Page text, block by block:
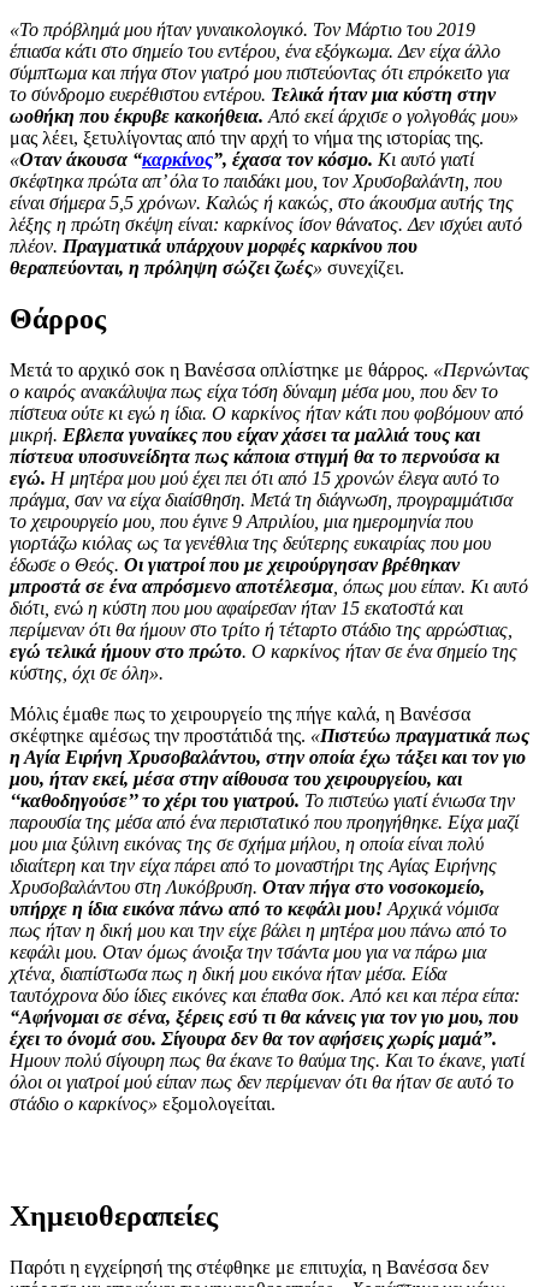
«Το πρόβλημά μου ήταν γυναικολογικό. Τον Μάρτιο του 2019
έπιασα κάτι στο σημείο του εντέρου, ένα εξόγκωμα. Δεν είχα άλλο
σύμπτωμα και πήγα στον γιατρό μου πιστεύοντας ότι επρόκειτο για
το σύνδρομο ευερέθιστου εντέρου. Τελικά ήταν μια κύστη στην
ωοθήκη που έκρυβε κακοήθεια. Από εκεί άρχισε ο γολγοθάς μου»
μας λέει, ξετυλίγοντας από την αρχή το νήμα της ιστορίας της.
«Οταν άκουσα “καρκίνος”, έχασα τον κόσμο. Κι αυτό γιατί
σκέφτηκα πρώτα απ’ όλα το παιδάκι μου, τον Χρυσοβαλάντη, που
είναι σήμερα 5,5 χρόνων. Καλώς ή κακώς, στο άκουσμα αυτής της
λέξης η πρώτη σκέψη είναι: καρκίνος ίσον θάνατος. Δεν ισχύει αυτό
πλέον. Πραγματικά υπάρχουν μορφές καρκίνου που
θεραπεύονται, η πρόληψη σώζει ζωές» συνεχίζει.
Θάρρος
Μετά το αρχικό σοκ η Βανέσσα οπλίστηκε με θάρρος. «Περνώντας
ο καιρός ανακάλυψα πως είχα τόση δύναμη μέσα μου, που δεν το
πίστευα ούτε κι εγώ η ίδια. Ο καρκίνος ήταν κάτι που φοβόμουν από
μικρή. Εβλεπα γυναίκες που είχαν χάσει τα μαλλιά τους και
πίστευα υποσυνείδητα πως κάποια στιγμή θα το περνούσα κι
εγώ. Η μητέρα μου μού έχει πει ότι από 15 χρονών έλεγα αυτό το
πράγμα, σαν να είχα διαίσθηση. Μετά τη διάγνωση, προγραμμάτισα
το χειρουργείο μου, που έγινε 9 Απριλίου, μια ημερομηνία που
γιορτάζω κιόλας ως τα γενέθλια της δεύτερης ευκαιρίας που μου
έδωσε ο Θεός. Οι γιατροί που με χειρούργησαν βρέθηκαν
μπροστά σε ένα απρόσμενο αποτέλεσμα , όπως μου είπαν. Κι αυτό
διότι, ενώ η κύστη που μου αφαίρεσαν ήταν 15 εκατοστά και
περίμεναν ότι θα ήμουν στο τρίτο ή τέταρτο στάδιο της αρρώστιας,
εγώ τελικά ήμουν στο πρώτο. Ο καρκίνος ήταν σε ένα σημείο της
κύστης, όχι σε όλη».
Μόλις έμαθε πως το χειρουργείο της πήγε καλά, η Βανέσσα
σκέφτηκε αμέσως την προστάτιδά της. «Πιστεύω πραγματικά πως
η Αγία Ειρήνη Χρυσοβαλάντου, στην οποία έχω τάξει και τον γιο
μου, ήταν εκεί, μέσα στην αίθουσα του χειρουργείου, και
‘‘καθοδηγούσε’’ το χέρι του γιατρού. Το πιστεύω γιατί ένιωσα την
παρουσία της μέσα από ένα περιστατικό που προηγήθηκε. Είχα μαζί
μου μια ξύλινη εικόνας της σε σχήμα μήλου, η οποία είναι πολύ
ιδιαίτερη και την είχα πάρει από το μοναστήρι της Αγίας Ειρήνης
Χρυσοβαλάντου στη Λυκόβρυση. Οταν πήγα στο νοσοκομείο,
υπήρχε η ίδια εικόνα πάνω από το κεφάλι μου! Αρχικά νόμισα
πως ήταν η δική μου και την είχε βάλει η μητέρα μου πάνω από το
κεφάλι μου. Οταν όμως άνοιξα την τσάντα μου για να πάρω μια
χτένα, διαπίστωσα πως η δική μου εικόνα ήταν μέσα. Είδα
ταυτόχρονα δύο ίδιες εικόνες και έπαθα σοκ. Από κει και πέρα είπα:
“Αφήνομαι σε σένα, ξέρεις εσύ τι θα κάνεις για τον γιο μου, που
έχει το όνομά σου. Σίγουρα δεν θα τον αφήσεις χωρίς μαμά”.
Ημουν πολύ σίγουρη πως θα έκανε το θαύμα της. Και το έκανε, γιατί
όλοι οι γιατροί μού είπαν πως δεν περίμεναν ότι θα ήταν σε αυτό το
στάδιο ο καρκίνος» εξομολογείται.
Χημειοθεραπείες
Παρότι η εγχείρησή της στέφθηκε με επιτυχία, η Βανέσσα δεν